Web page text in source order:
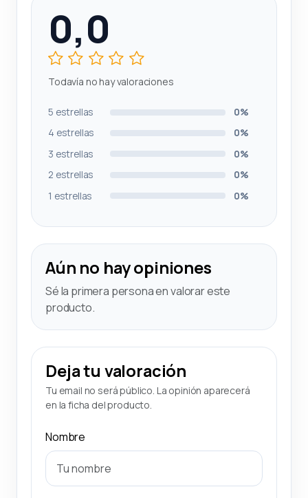
0,0
Todavía no hay valoraciones
5 estrellas
0%
4 estrellas
0%
3 estrellas
0%
2 estrellas
0%
1 estrellas
0%
Aún no hay opiniones
Sé la primera persona en valorar este
producto.
Deja tu valoración
Tu email no será público. La opinión aparecerá
en la ficha del producto.
Nombre